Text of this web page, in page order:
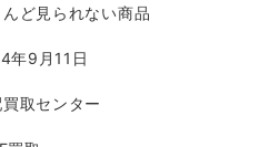
ど見られない商品
年9月11日
取センター